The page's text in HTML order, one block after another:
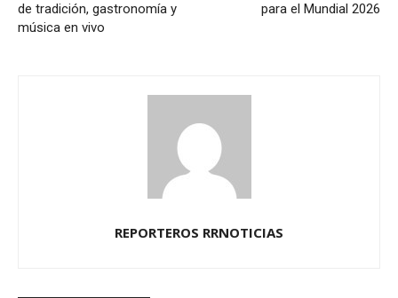
de tradición, gastronomía y
música en vivo
para el Mundial 2026
REPORTEROS RRNOTICIAS